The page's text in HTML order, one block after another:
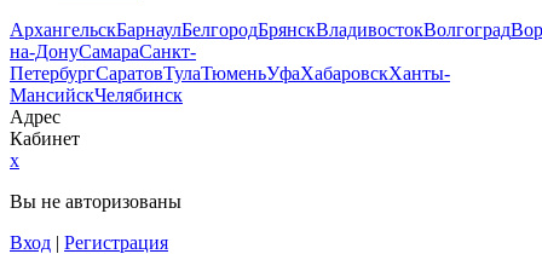
АрхангельскБарнаулБелгородБрянскВладивостокВолгоград
на-ДонуСамараСанкт-
ПетербургСаратовТулаТюменьУфаХабаровскХанты-
МансийскЧелябинск
Адрес
Кабинет
x
Вы не авторизованы
Вход | Регистрация